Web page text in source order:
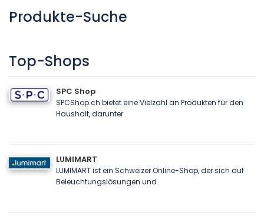
Produkte-Suche
Top-Shops
SPC Shop
SPCShop.ch bietet eine Vielzahl an Produkten für den
Haushalt, darunter
LUMIMART
LUMIMART ist ein Schweizer Online-Shop, der sich auf
Beleuchtungslösungen und